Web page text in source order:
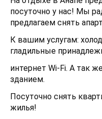
посуточно у нас! Мы
предлагаем снять
К вашим услугам:
гладильные
интернет Wi-Fi. А так
зданием.
Посуточно снять
жилья!